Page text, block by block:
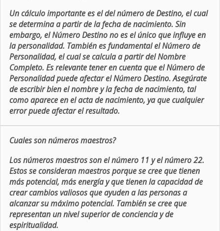
Un cálculo importante es el del número de Destino, el cual
se determina a partir de la fecha de nacimiento. Sin
embargo, el Número Destino no es el único que influye en
la personalidad. También es fundamental el Número de
Personalidad, el cual se calcula a partir del Nombre
Completo. Es relevante tener en cuenta que el Número de
Personalidad puede afectar el Número Destino. Asegúrate
de escribir bien el nombre y la fecha de nacimiento, tal
como aparece en el acta de nacimiento, ya que cualquier
error puede afectar el resultado.
Cuales son números maestros?
Los números maestros son el número 11 y el número 22.
Estos se consideran maestros porque se cree que tienen
más potencial, más energía y que tienen la capacidad de
crear cambios valiosos que ayuden a las personas a
alcanzar su máximo potencial. También se cree que
representan un nivel superior de conciencia y de
espiritualidad.